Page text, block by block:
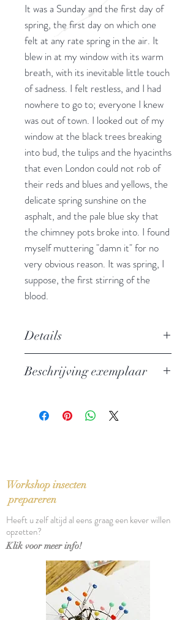
It was a Sunday and the first day of
spring, the first day on which one
felt at any rate spring in the air. It
blew in at my window with its warm
breath, with its inevitable little touch
of sadness. I felt restless, and I had
nowhere to go to; everyone I knew
was out of town. I looked out of my
window at the black trees breaking
into bud, the tulips and the hyacinths
that even London could not rob of
their reds and blues and yellows, the
delicate spring sunshine on the
asphalt, and the pale blue sky that
the chimney pots broke into. I found
myself muttering "damn it" for no
very obvious reason. It was spring, I
suppose, the first stirring of the
blood.
Details
Woolf
Bindwijze: Gebonden paperback
Beschrijving exemplaar
Workshop insecten
prepareren
Heeft u zelf altijd al eens graag een kever willen
opzetten?
Klik voor meer info!